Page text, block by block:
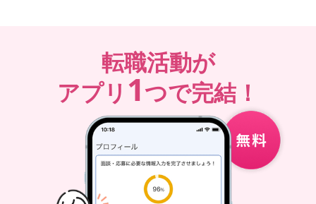
転職活動が
アプリ 1つで完結！